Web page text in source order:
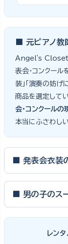
■ 元ピアノ教
Angel's Closetの
表会・コンクール
装」「演奏の妨げ
商品を選定してい
会・コンクール
本当にふさわし
■ 発表会衣装
ピアノ発表会・バ
って特別な一日。
① サイズは"ジャ
■ 男の子のス
向け、スリーピー
レン